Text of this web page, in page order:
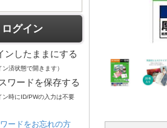
ンしたままにする
ン済状態で開きます）
ワードを保存する
ン時にID/PWの入力は不要
ワードをお忘れの方